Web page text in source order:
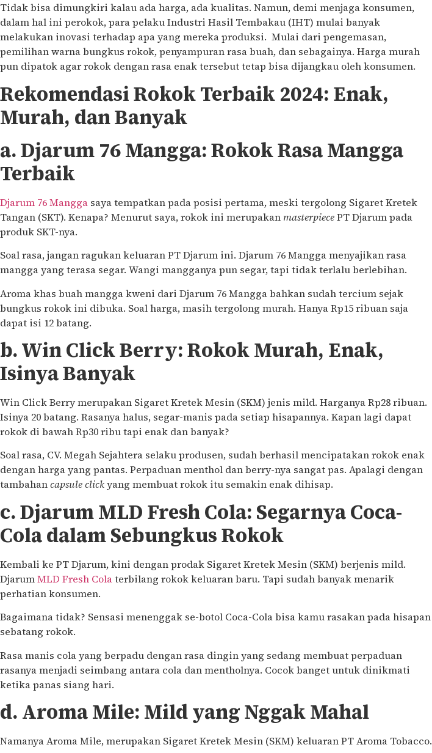
Tidak bisa dimungkiri kalau ada harga, ada kualitas. Namun, demi menjaga konsumen,
dalam hal ini perokok, para pelaku Industri Hasil Tembakau (IHT) mulai banyak
melakukan inovasi terhadap apa yang mereka produksi. Mulai dari pengemasan,
pemilihan warna bungkus rokok, penyampuran rasa buah, dan sebagainya. Harga murah
pun dipatok agar rokok dengan rasa enak tersebut tetap bisa dijangkau oleh konsumen.
Rekomendasi Rokok Terbaik 2024: Enak,
Murah, dan Banyak
a. Djarum 76 Mangga: Rokok Rasa Mangga
Terbaik
Djarum 76 Mangga saya tempatkan pada posisi pertama, meski tergolong Sigaret Kretek
Tangan (SKT). Kenapa? Menurut saya, rokok ini merupakan masterpiecePT Djarum pada
produk SKT-nya.
Soal rasa, jangan ragukan keluaran PT Djarum ini. Djarum 76 Mangga menyajikan rasa
mangga yang terasa segar. Wangi mangganya pun segar, tapi tidak terlalu berlebihan.
Aroma khas buah mangga kweni dari Djarum 76 Mangga bahkan sudah tercium sejak
bungkus rokok ini dibuka. Soal harga, masih tergolong murah. Hanya Rp15 ribuan saja
dapat isi 12 batang.
b. Win Click Berry: Rokok Murah, Enak,
Isinya Banyak
Win Click Berry merupakan Sigaret Kretek Mesin (SKM) jenis mild. Harganya Rp28 ribuan.
Isinya 20 batang. Rasanya halus, segar-manis pada setiap hisapannya. Kapan lagi dapat
rokok di bawah Rp30 ribu tapi enak dan banyak?
Soal rasa, CV. Megah Sejahtera selaku produsen, sudah berhasil mencipatakan rokok enak
dengan harga yang pantas. Perpaduan menthol dan berry-nya sangat pas. Apalagi dengan
tambahancapsule clickyang membuat rokok itu semakin enak dihisap.
c. Djarum MLD Fresh Cola: Segarnya Coca-
Cola dalam Sebungkus Rokok
Kembali ke PT Djarum, kini dengan prodak Sigaret Kretek Mesin (SKM) berjenis mild.
DjarumMLD Fresh Colaterbilang rokok keluaran baru. Tapi sudah banyak menarik
perhatian konsumen.
Bagaimana tidak? Sensasi menenggak se-botol Coca-Cola bisa kamu rasakan pada hisapan
sebatang rokok.
Rasa manis cola yang berpadu dengan rasa dingin yang sedang membuat perpaduan
rasanya menjadi seimbang antara cola dan mentholnya. Cocok banget untuk dinikmati
ketika panas siang hari.
d. Aroma Mile: Mild yang Nggak Mahal
Namanya Aroma Mile, merupakan Sigaret Kretek Mesin (SKM) keluaran PT Aroma Tobacco.